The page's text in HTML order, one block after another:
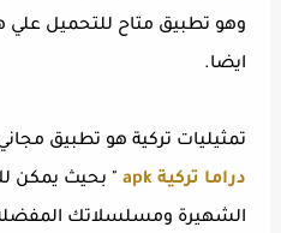
ايضا.
تمثيليات تركية هو تطبيق
دراما تركية apk
" بحيث يمكن
الشهيرة ومسلسلاتك المفضلة